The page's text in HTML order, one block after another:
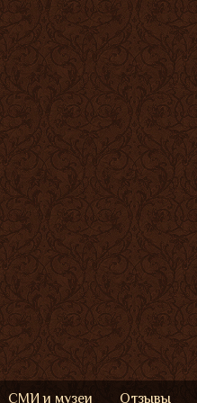
СМИ и музеи Отзывы